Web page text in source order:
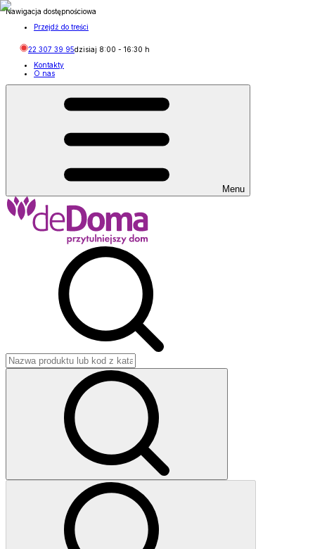
Nawigacja dostępnościowa
Przejdź do treści
22 307 39 95dzisiaj 8:00 - 16:30 h
Kontakty
O nas
Menu